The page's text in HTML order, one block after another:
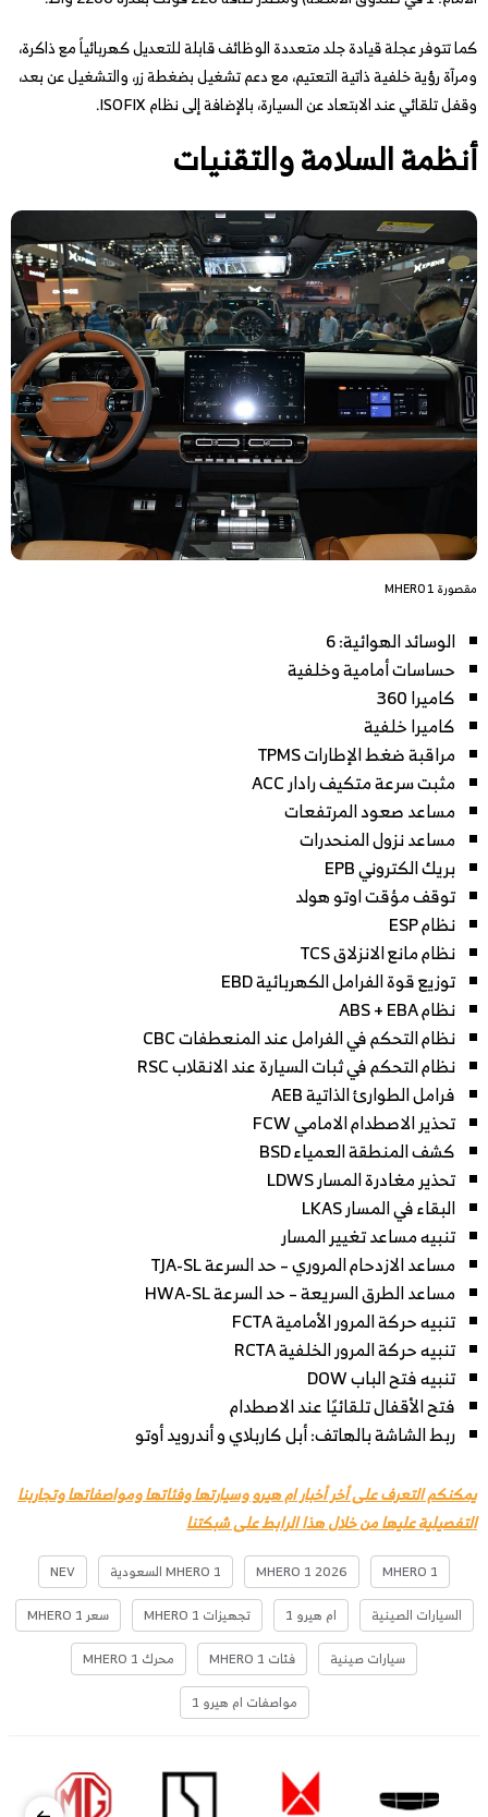
كما تتوفر عجلة قيادة جلد متعددة الوظائف قابلة للتعديل كهربائياً مع ذاكرة،
ومرآة رؤية خلفية ذاتية التعتيم، مع دعم تشغيل بضغطة زر، والتشغيل عن بعد،
وقفل تلقائي عند الابتعاد عن السيارة، بالإضافة إلى نظام ISOFIX.
أنظمة السلامة والتقنيات
مقصورة MHERO 1
الوسائد الهوائية: 6
حساسات أمامية وخلفية
كاميرا 360
كاميرا خلفية
مراقبة ضغط الإطارات TPMS
مثبت سرعة متكيف رادار ACC
مساعد صعود المرتفعات
مساعد نزول المنحدرات
بريك الكتروني EPB
توقف مؤقت اوتو هولد
نظام ESP
نظام مانع الانزلاق TCS
توزيع قوة الفرامل الكهربائية EBD
نظام ABS + EBA
نظام التحكم في الفرامل عند المنعطفات CBC
نظام التحكم في ثبات السيارة عند الانقلاب RSC
فرامل الطوارئ الذاتية AEB
تحذير الاصطدام الامامي FCW
كشف المنطقة العمياء BSD
تحذير مغادرة المسار LDWS
البقاء في المسار LKAS
تنبيه مساعد تغيير المسار
مساعد الازدحام المروري – حد السرعة TJA-SL
مساعد الطرق السريعة – حد السرعة HWA-SL
تنبيه حركة المرور الأمامية FCTA
تنبيه حركة المرور الخلفية RCTA
تنبيه فتح الباب DOW
فتح الأقفال تلقائيًا عند الاصطدام
ربط الشاشة بالهاتف: أبل كاربلاي و أندرويد أوتو
يمكنكم التعرف على أخر أخبار ام هيرو وسيارتها وفئاتها ومواصفاتها وتجاربنا
التفصيلية عليها من خلال هذا الرابط على شبكتنا
MHERO 1
MHERO 1 2026 MHERO 1 السعودية
NEV
السيارات الصينية
ام هيرو 1 تجهيزات MHERO 1
سعر MHERO 1
سيارات صينية
فئات MHERO 1
محرك MHERO 1
مواصفات ام هيرو 1